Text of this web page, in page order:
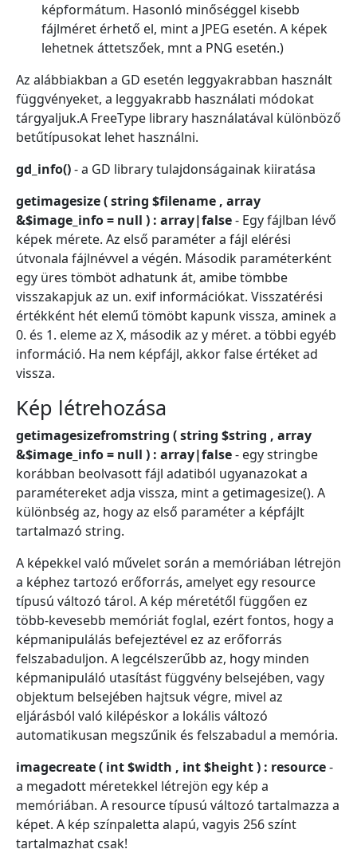
képformátum. Hasonló minőséggel kisebb
fájlméret érhető el, mint a JPEG esetén. A képek
lehetnek áttetszőek, mnt a PNG esetén.)
Az alábbiakban a GD esetén leggyakrabban használt
függvényeket, a leggyakrabb használati módokat
tárgyaljuk.A FreeType library használatával különböző
betűtípusokat lehet használni.
gd_info()- a GD library tulajdonságainak kiiratása
getimagesize ( string $filename , array
&$image_info = null ) : array|false- Egy fájlban lévő
képek mérete. Az első paraméter a fájl elérési
útvonala fájlnévvel a végén. Második paraméterként
egy üres tömböt adhatunk át, amibe tömbbe
visszakapjuk az un. exif információkat. Visszatérési
értékként hét elemű tömöbt kapunk vissza, aminek a
0. és 1. eleme az X, második az y méret. a többi egyéb
információ. Ha nem képfájl, akkor false értéket ad
vissza.
Kép létrehozása
getimagesizefromstring ( string $string , array
&$image_info = null ) : array|false- egy stringbe
korábban beolvasott fájl adatiból ugyanazokat a
paramétereket adja vissza, mint a getimagesize(). A
különbség az, hogy az első paraméter a képfájlt
tartalmazó string.
A képekkel való művelet során a memóriában létrejön
a képhez tartozó erőforrás, amelyet egy resource
típusú változó tárol. A kép méretétől függően ez
több-kevesebb memóriát foglal, ezért fontos, hogy a
képmanipulálás befejeztével ez az erőforrás
felszabaduljon. A legcélszerűbb az, hogy minden
képmanipuláló utasítást függvény belsejében, vagy
objektum belsejében hajtsuk végre, mivel az
eljárásból való kilépéskor a lokális változó
automatikusan megszűnik és felszabadul a memória.
imagecreate ( int $width , int $height ) : resource-
a megadott méretekkel létrejön egy kép a
memóriában. A resource típusú változó tartalmazza a
képet. A kép színpaletta alapú, vagyis 256 színt
tartalmazhat csak!